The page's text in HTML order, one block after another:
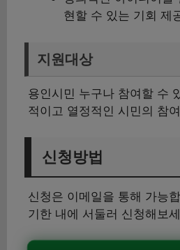
현할 수 있는 기회 제
지원대상
용인시민 누구나 참여할 수
적이고 열정적인 시민의 참
신청방법
신청은 이메일을 통해 가능
기한 내에 서둘러 신청해보